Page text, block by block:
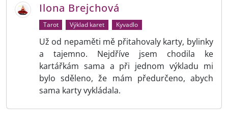
Ilona Brejchová
Tarot Výklad karet Kyvadlo
Už od nepaměti mě přitahovaly karty, bylinky
a tajemno. Nejdříve jsem chodila ke
kartářkám sama a při jednom výkladu mi
bylo sděleno, že mám předurčeno, abych
sama karty vykládala.